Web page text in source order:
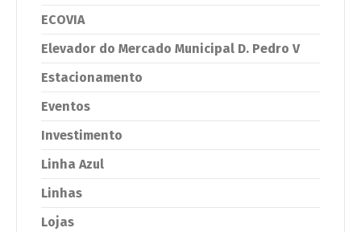
ECOVIA
Elevador do Mercado Municipal D. Pedro V
Estacionamento
Eventos
Investimento
Linha Azul
Linhas
Lojas